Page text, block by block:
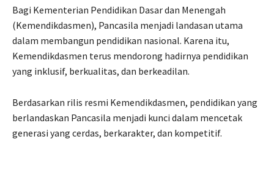
Bagi Kementerian Pendidikan Dasar dan Menengah
(Kemendikdasmen), Pancasila menjadi landasan utama
dalam membangun pendidikan nasional. Karena itu,
Kemendikdasmen terus mendorong hadirnya pendidikan
yang inklusif, berkualitas, dan berkeadilan.
Berdasarkan rilis resmi Kemendikdasmen, pendidikan yang
berlandaskan Pancasila menjadi kunci dalam mencetak
generasi yang cerdas, berkarakter, dan kompetitif.